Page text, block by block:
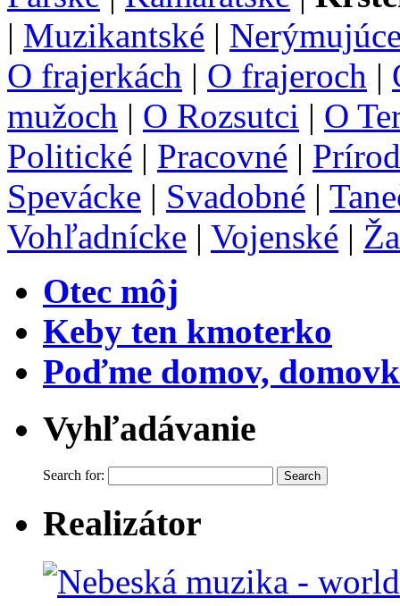
| Muzikantské |
O frajerkách | O frajeroch |
mužoch | O Rozsutci | O
Politické | Pracovné |
Spevácke | Svadobné |
Vohľadnícke | Vojenské |
Otec môj
Keby ten kmoterko
Poďme domov,
Vyhľadávanie
Search for:
Realizátor